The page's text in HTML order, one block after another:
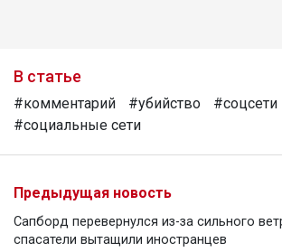
В статье
#комментарий #убийство
#соцсети
#социальные сети
Предыдущая новость
Сапборд перевернулся из-за сильного
спасатели вытащили иностранцев